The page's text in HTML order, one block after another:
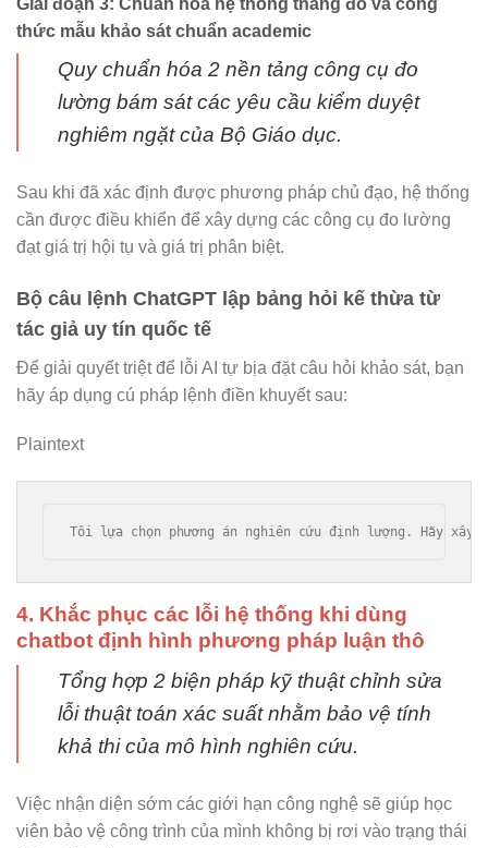
thức mẫu khảo sát chuẩn academic
Quy chuẩn hóa 2 nền tảng công cụ đo
lường bám sát các yêu cầu kiểm duyệt
nghiêm ngặt của Bộ Giáo dục.
Sau khi đã xác định được phương pháp chủ đạo, hệ thống
cần được điều khiển để xây dựng các công cụ đo lường
đạt giá trị hội tụ và giá trị phân biệt.
Bộ câu lệnh ChatGPT lập bảng hỏi kế thừa từ
tác giả uy tín quốc tế
Để giải quyết triệt để lỗi AI tự bịa đặt câu hỏi khảo sát, bạn
hãy áp dụng cú pháp lệnh điền khuyết sau:
Plaintext
4. Khắc phục các lỗi hệ thống khi dùng
chatbot định hình phương pháp luận thô
Tổng hợp 2 biện pháp kỹ thuật chỉnh sửa
lỗi thuật toán xác suất nhằm bảo vệ tính
khả thi của mô hình nghiên cứu.
Việc nhận diện sớm các giới hạn công nghệ sẽ giúp học
viên bảo vệ công trình của mình không bị rơi vào trạng thái